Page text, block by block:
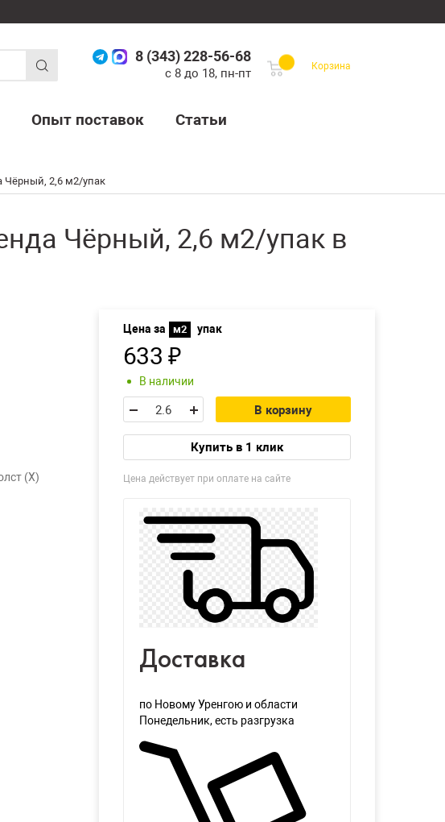
Чёрный, 2,6 м2/упак
Чёрный, 2,6 м2/упак в
(Х)
Цена за м2 упак
633 ₽
В наличии
В корзину
Купить в 1 клик
Цена действует при оплате на сайте
Доставка
по Новому Уренгою и области
Понедельник, есть разгрузка
8 (343) 228-56-68
с 8 до 18, пн-пт
Корзина
Опыт поставок Статьи